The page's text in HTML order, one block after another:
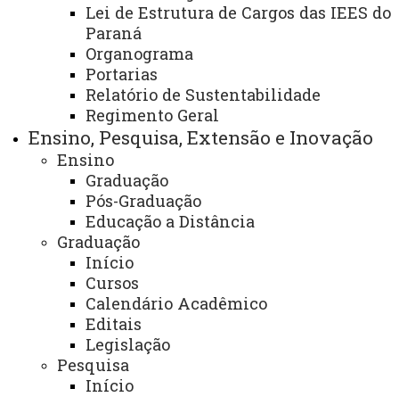
Lei de Estrutura de Cargos das IEES do
Paraná
Organograma
Portarias
Relatório de Sustentabilidade
Regimento Geral
Ensino, Pesquisa, Extensão e Inovação
Ensino
Graduação
Pós-Graduação
Educação a Distância
Graduação
Início
Cursos
Calendário Acadêmico
Editais
Legislação
Pesquisa
Início
Título:Grupo “O estudo do espaço na dança e no
Área:Centro de Ciências Humanas – campus de
Francisco Beltrão
Finalidade e competências:
- Fomentar a arte e a cultura na Universidade e
contribuir para o desenvolvimento humano e social dos
participantes, proporcionando um espaço de reflexão e
diálogo sobre a arte, o indivíduo e a Geografia.
Descrição dos serviços oferecidos:
- As atividades são desenvolvidas aos sábados à